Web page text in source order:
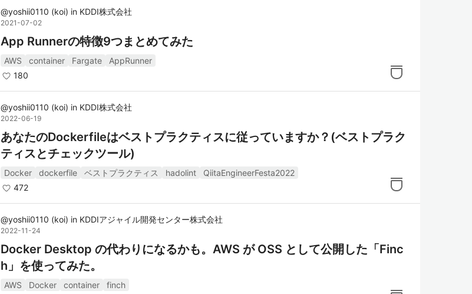
@yoshii0110 (koi) in KDDI株式会社
2021-07-02
App Runnerの特徴9つまとめてみた
AWS container Fargate
AppRunner
180
@yoshii0110 (koi) in KDDI株式会社
2022-06-19
あなたのDockerfileはベストプラクティスに従っていますか？(ベストプラク
ティスとチェックツール)
Docker dockerfile ベストプラクティス hadolint
QiitaEngineerFesta2022
472
@yoshii0110 (koi) in KDDIアジャイル開発センター株式会社
2022-11-24
Docker Desktop の代わりになるかも。AWS が OSS として公開した「Finc
h」を使ってみた。
AWS Docker container
finch